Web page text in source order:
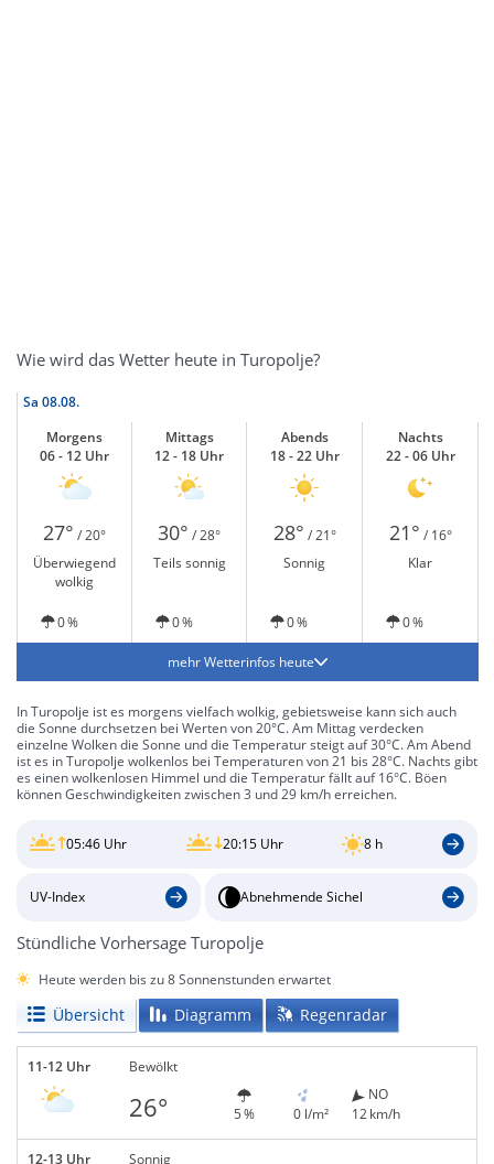
Wie wird das Wetter heute in Turopolje?
Sa 08.08.
Morgens
06 - 12 Uhr
Mittags
12 - 18 Uhr
Abends
18 - 22 Uhr
Nachts
22 - 06 Uhr
27° / 20° 30° / 28° 28° / 21° 21° / 16°
Überwiegend
wolkig
Teils sonnig Sonnig Klar
0 % 0 % 0 % 0 %
mehr Wetterinfos heute
In Turopolje ist es morgens vielfach wolkig, gebietsweise kann sich auch
die Sonne durchsetzen bei Werten von 20°C. Am Mittag verdecken
einzelne Wolken die Sonne und die Temperatur steigt auf 30°C. Am Abend
ist es in Turopolje wolkenlos bei Temperaturen von 21 bis 28°C. Nachts gibt
es einen wolkenlosen Himmel und die Temperatur fällt auf 16°C. Böen
können Geschwindigkeiten zwischen 3 und 29 km/h erreichen.
05:46 Uhr 20:15 Uhr 8 h
UV-Index Abnehmende Sichel
Stündliche Vorhersage Turopolje
Heute werden bis zu 8 Sonnenstunden erwartet
Übersicht Diagramm Regenradar
11-12 Uhr Bewölkt
26° 5 % 0 l/m²
NO
12 km/h
12-13 Uhr Sonnig